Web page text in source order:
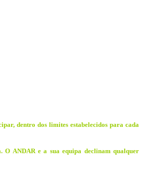
dentro dos limites estabelecidos para cada
O ANDAR e a sua equipa declinam qualquer